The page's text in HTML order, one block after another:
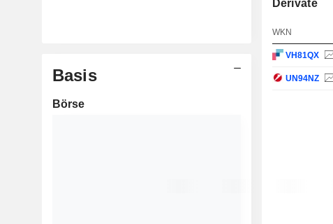
Basis
Börse
Derivate
WKN
VH81QX
UN94NZ